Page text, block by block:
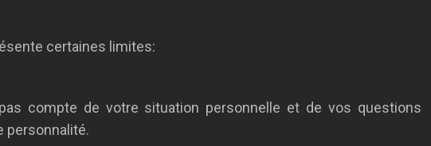
certaines limites:
compte de votre situation personnelle et de vos questions
personnalité.